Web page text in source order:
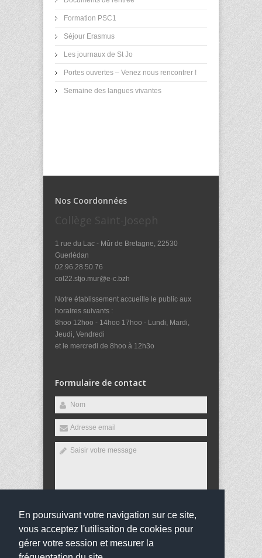
En poursuivant votre navigation sur ce site,
vous acceptez l'utilisation de cookies pour
gérer votre session et mesurer la
Formation PSC1
Séjour Erasmus
Les journaux de St Jo
Portes ouvertes – Venez nous rencontrer !
Semaine des langues vivantes
Nos Coordonnées
Collège Saint-Joseph
1 rue du Lac - Mûr de Bretagne, 22530
Guerlédan
02.96.28.50.76
col22.stjo.mur@e-c.bzh
Notre établissement accueille le public aux
horaires suivants :
8hoo 12hoo - 14hoo 17hoo - Lundi, Mardi,
Jeudi, Vendredi
et le mercredi de 8hoo à 12h3o
Formulaire de contact
Envoyer